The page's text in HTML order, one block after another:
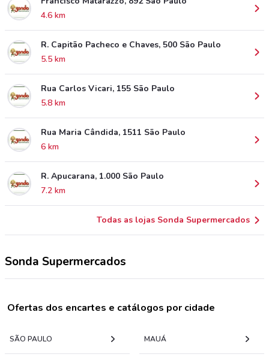
4.6 km
R. Capitão Pacheco e Chaves, 500 São Paulo
5.5 km
Rua Carlos Vicari, 155 São Paulo
5.8 km
Rua Maria Cândida, 1511 São Paulo
6 km
R. Apucarana, 1.000 São Paulo
7.2 km
Todas as lojas Sonda Supermercados
Sonda Supermercados
Ofertas dos encartes e catálogos por cidade
SÃO PAULO MAUÁ